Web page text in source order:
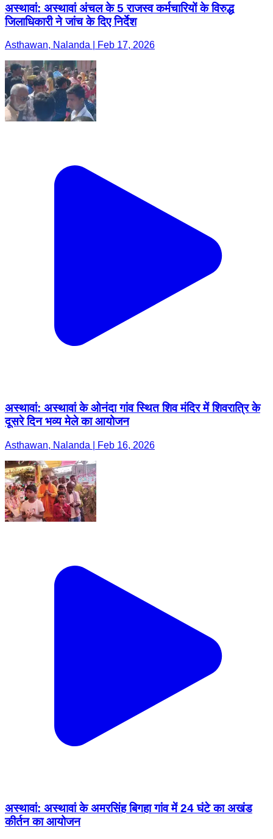
अस्थावां: अस्थावां अंचल के 5 राजस्व कर्मचारियों के विरुद्ध
जिलाधिकारी ने जांच के दिए निर्देश
Asthawan, Nalanda | Feb 17, 2026
अस्थावां: अस्थावां के ओनंदा गांव स्थित शिव मंदिर में शिवरात्रि के
दूसरे दिन भव्य मेले का आयोजन
Asthawan, Nalanda | Feb 16, 2026
अस्थावां: अस्थावां के अमरसिंह बिगहा गांव में 24 घंटे का अखंड
कीर्तन का आयोजन